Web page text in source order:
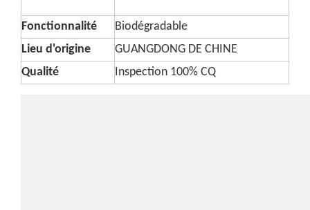
Fonctionnalité
Biodégradable
Lieu d'origine
GUANGDONG DE CHINE
Qualité
Inspection 100% CQ